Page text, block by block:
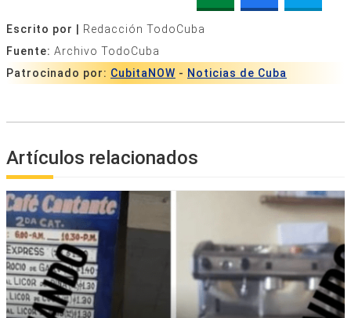
Escrito por | Redacción TodoCuba
Fuente: Archivo TodoCuba
Patrocinado por: CubitaNOW - Noticias de Cuba
Artículos relacionados